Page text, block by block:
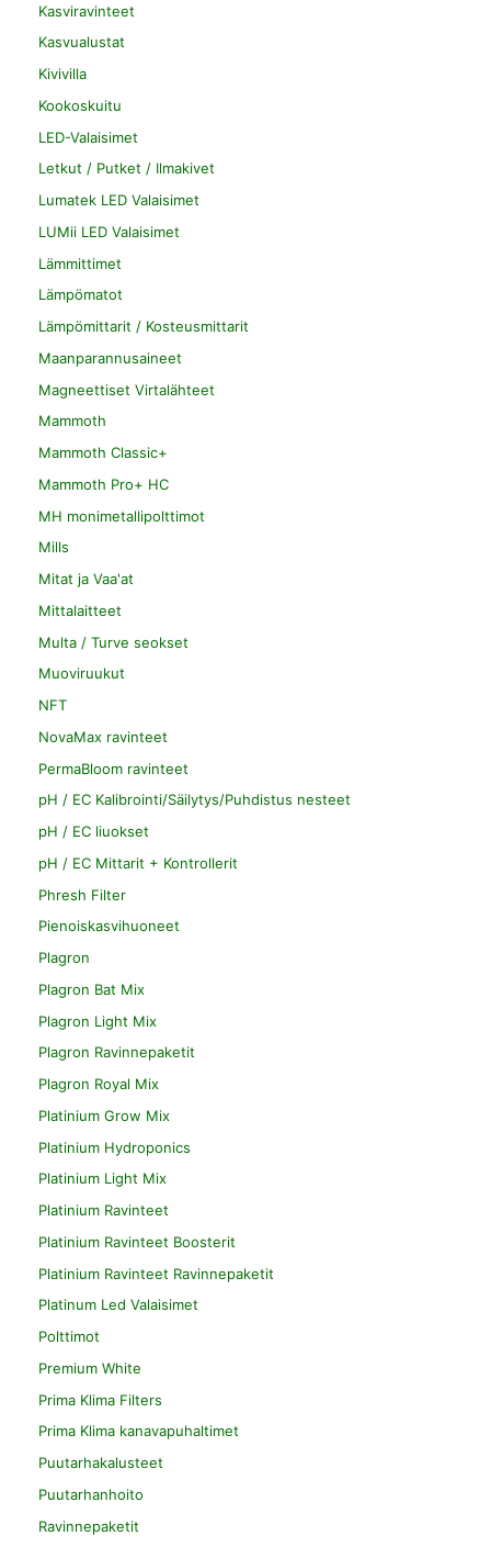
Kasviravinteet
Kasvualustat
Kivivilla
Kookoskuitu
LED-Valaisimet
Letkut / Putket / Ilmakivet
Lumatek LED Valaisimet
LUMii LED Valaisimet
Lämmittimet
Lämpömatot
Lämpömittarit / Kosteusmittarit
Maanparannusaineet
Magneettiset Virtalähteet
Mammoth
Mammoth Classic+
Mammoth Pro+ HC
MH monimetallipolttimot
Mills
Mitat ja Vaa'at
Mittalaitteet
Multa / Turve seokset
Muoviruukut
NFT
NovaMax ravinteet
PermaBloom ravinteet
pH / EC Kalibrointi/Säilytys/Puhdistus nesteet
pH / EC liuokset
pH / EC Mittarit + Kontrollerit
Phresh Filter
Pienoiskasvihuoneet
Plagron
Plagron Bat Mix
Plagron Light Mix
Plagron Ravinnepaketit
Plagron Royal Mix
Platinium Grow Mix
Platinium Hydroponics
Platinium Light Mix
Platinium Ravinteet
Platinium Ravinteet Boosterit
Platinium Ravinteet Ravinnepaketit
Platinum Led Valaisimet
Polttimot
Premium White
Prima Klima Filters
Prima Klima kanavapuhaltimet
Puutarhakalusteet
Puutarhanhoito
Ravinnepaketit